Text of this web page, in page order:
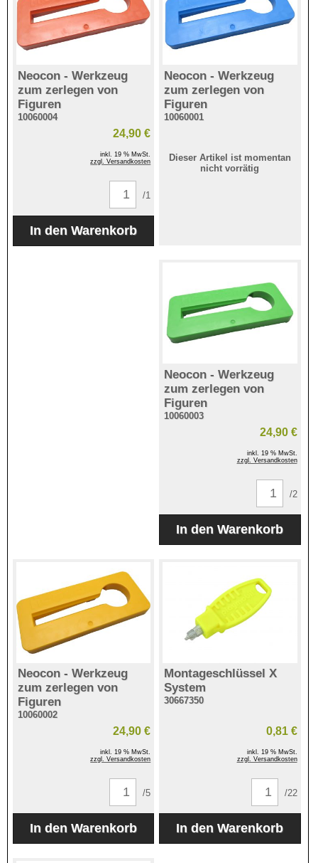
Neocon - Werkzeug
zum zerlegen von
Figuren
10060004
24,90 €
inkl. 19 % MwSt.
zzgl. Versandkosten
/1
Neocon - Werkzeug
zum zerlegen von
Figuren
10060001
Dieser Artikel ist momentan
nicht vorrätig
Neocon - Werkzeug
zum zerlegen von
Figuren
10060003
24,90 €
inkl. 19 % MwSt.
zzgl. Versandkosten
/2
Neocon - Werkzeug
zum zerlegen von
Figuren
10060002
24,90 €
inkl. 19 % MwSt.
zzgl. Versandkosten
/5
Montageschlüssel X
System
30667350
0,81 €
inkl. 19 % MwSt.
zzgl. Versandkosten
/22